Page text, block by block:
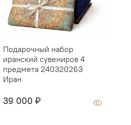
Подарочный набор
иранский сувениров 4
предмета 240320263
Иран
39 000 ₽